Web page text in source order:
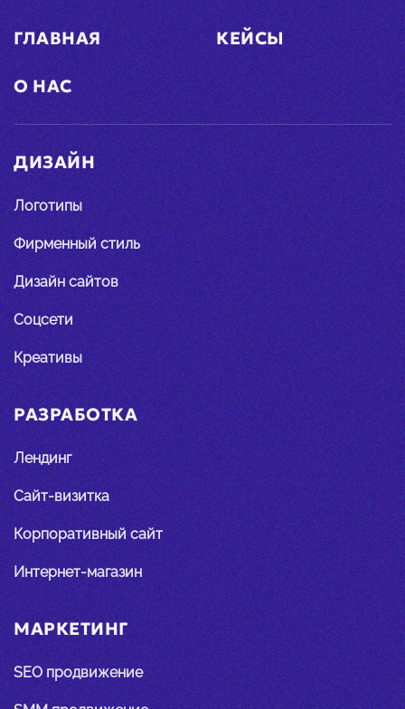
ГЛАВНАЯ КЕЙСЫ
О НАС
ДИЗАЙН
Логотипы
Фирменный стиль
Дизайн сайтов
Соцсети
Креативы
РАЗРАБОТКА
Лендинг
Сайт-визитка
Корпоративный сайт
Интернет-магазин
МАРКЕТИНГ
SEO продвижение